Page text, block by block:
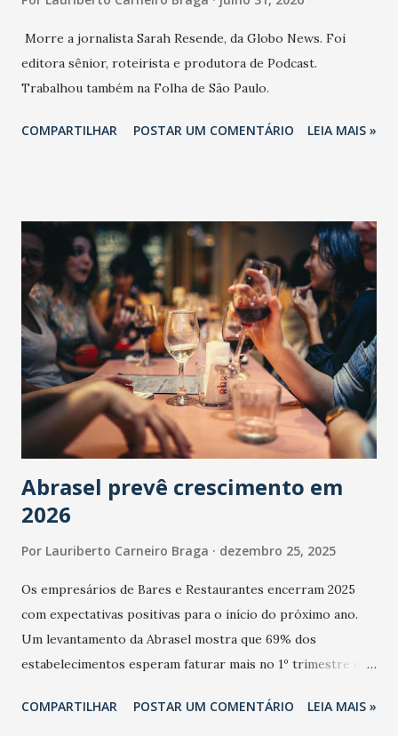
Morre a jornalista Sarah Resende, da Globo News. Foi
editora sênior, roteirista e produtora de Podcast.
Trabalhou também na Folha de São Paulo.
COMPARTILHAR POSTAR UM COMENTÁRIO LEIA MAIS »
Abrasel prevê crescimento em
2026
Por Lauriberto Carneiro Braga dezembro 25, 2025
Os empresários de Bares e Restaurantes encerram 2025
com expectativas positivas para o início do próximo ano.
Um levantamento da Abrasel mostra que 69% dos
estabelecimentos esperam faturar mais no 1º trimestre de
relação ao último trimestre deste ano, 56% também
COMPARTILHAR POSTAR UM COMENTÁRIO LEIA MAIS »